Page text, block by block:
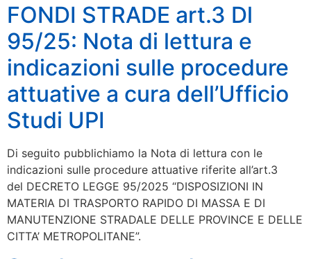
FONDI STRADE art.3 Dl
95/25: Nota di lettura e
indicazioni sulle procedure
attuative a cura dell’Ufficio
Studi UPI
Di seguito pubblichiamo la Nota di lettura con le
indicazioni sulle procedure attuative riferite all’art.3
del DECRETO LEGGE 95/2025 “DISPOSIZIONI IN
MATERIA DI TRASPORTO RAPIDO DI MASSA E DI
MANUTENZIONE STRADALE DELLE PROVINCE E DELLE
CITTA’ METROPOLITANE”.